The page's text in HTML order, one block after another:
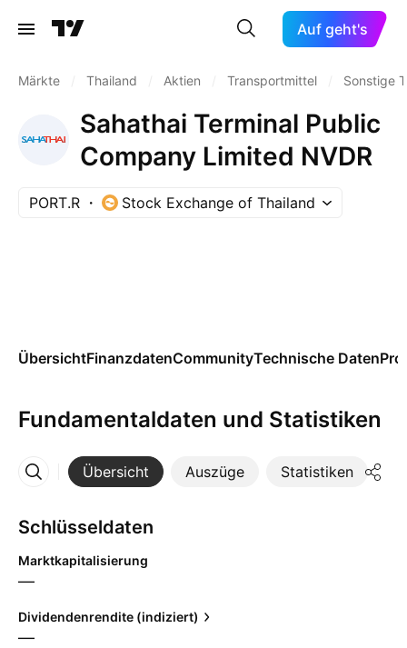
Auf geht's
Märkte Thailand Aktien Transportmittel Sonstige
Sahathai Terminal Public
Company Limited NVDR
PORT.R Stock Exchange of Thailand
ÜbersichtFinanzdatenCommunityTechnische Daten
Fundamentaldaten und Statistiken
Übersicht Auszüge Statistiken
Mehr
Schlüsseldaten
Marktkapitalisierung
—
Dividendenrendite (indiziert)
—